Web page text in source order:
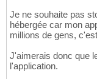
Je ne souhaite pas
hébergée car mon
millions de gens,
J'aimerais donc que
l'application.